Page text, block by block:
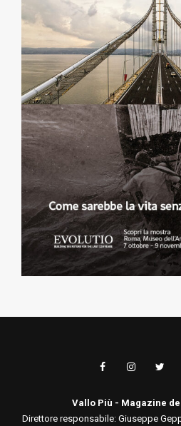
Vallo Più - Magazine
Direttore responsabile: Giuseppe